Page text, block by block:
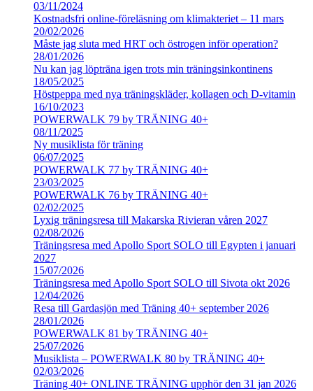
03/11/2024
Kostnadsfri online-föreläsning om klimakteriet – 11 mars
20/02/2026
Måste jag sluta med HRT och östrogen inför operation?
28/01/2026
Nu kan jag löpträna igen trots min träningsinkontinens
18/05/2025
Höstpeppa med nya träningskläder, kollagen och D-vitamin
16/10/2023
POWERWALK 79 by TRÄNING 40+
08/11/2025
Ny musiklista för träning
06/07/2025
POWERWALK 77 by TRÄNING 40+
23/03/2025
POWERWALK 76 by TRÄNING 40+
02/02/2025
Lyxig träningsresa till Makarska Rivieran våren 2027
02/08/2026
Träningsresa med Apollo Sport SOLO till Egypten i januari
2027
15/07/2026
Träningsresa med Apollo Sport SOLO till Sivota okt 2026
12/04/2026
Resa till Gardasjön med Träning 40+ september 2026
28/01/2026
POWERWALK 81 by TRÄNING 40+
25/07/2026
Musiklista – POWERWALK 80 by TRÄNING 40+
02/03/2026
Träning 40+ ONLINE TRÄNING upphör den 31 jan 2026